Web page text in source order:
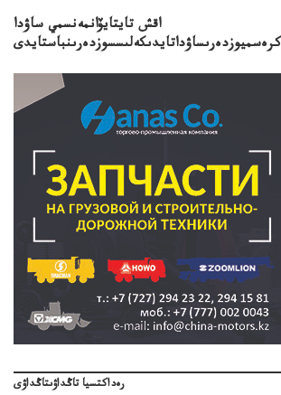
اقش تايتايۆانمەنسمي ساۋدا
كرەسميوزدەرىساۋداتايدىكەلىسسوزدەرىنباستايدى
رەداكتسيا تاڭداۋىتاڭداۋى